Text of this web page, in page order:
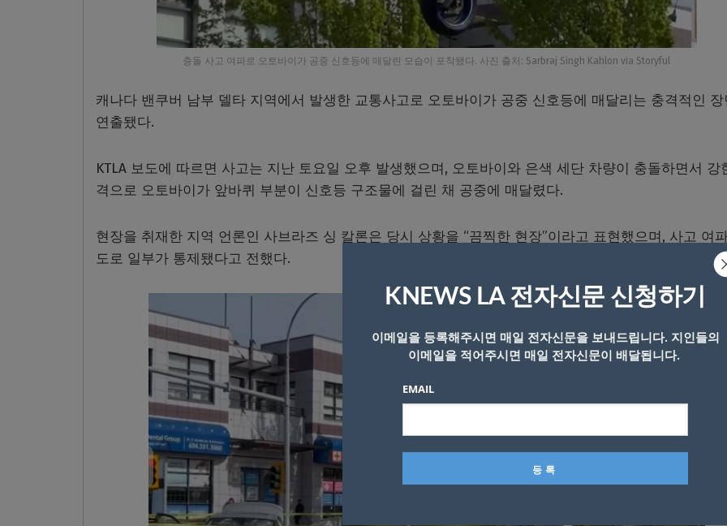
충돌 사고 여파로 오토바이가 공중 신호등에 매달린 모습이 포착됐다. 사진 출처: Sarbraj Singh Kahlon via Storyful
캐나다 밴쿠버 남부 델타 지역에서 발생한 교통사고로 오토바이가 공중 신호등에 매달리는 충격적인 장
연출됐다.
KTLA 보도에 따르면 사고는 지난 토요일 오후 발생했으며, 오토바이와 은색 세단 차량이 충돌하면서 강
격으로 오토바이가 앞바퀴 부분이 신호등 구조물에 걸린 채 공중에 매달렸다.
현장을 취재한 지역 언론인 사브라즈 싱 칼론은 당시 상황을 “끔찍한 현장”이라고 표현했으며, 사고 여
도로 일부가 통제됐다고 전했다.
KNEWS LA 전자신문 신청하기
이메일을 등록해주시면 매일 전자신문을 보내드립니다. 지인들의
이메일을 적어주시면 매일 전자신문이 배달됩니다.
EMAIL